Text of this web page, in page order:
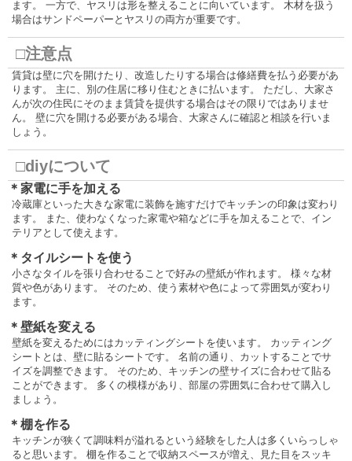
ます。 一方で、ヤスリは形を整えることに向いています。 木材を扱う
場合はサンドペーパーとヤスリの両方が重要です。
□注意点
賃貸は壁に穴を開けたり、改造したりする場合は修繕費を払う必要があ
ります。 主に、別の住居に移り住むときに払います。 ただし、大家さ
んが次の住民にそのまま賃貸を提供する場合はその限りではありませ
ん。 壁に穴を開ける必要がある場合、大家さんに確認と相談を行いま
しょう。
□diyについて
＊家電に手を加える
冷蔵庫といった大きな家電に装飾を施すだけでキッチンの印象は変わり
ます。 また、使わなくなった家電や箱などに手を加えることで、イン
テリアとして使えます。
＊タイルシートを使う
小さなタイルを張り合わせることで好みの壁紙が作れます。 様々な材
質や色があります。 そのため、使う素材や色によって雰囲気が変わり
ます。
＊壁紙を変える
壁紙を変えるためにはカッティングシートを使います。 カッティング
シートとは、壁に貼るシートです。 名前の通り、カットすることでサ
イズを調整できます。 そのため、キッチンの壁サイズに合わせて貼る
ことができます。 多くの模様があり、部屋の雰囲気に合わせて購入し
ましょう。
＊棚を作る
キッチンが狭くて調味料が溢れるという経験をした人は多くいらっしゃ
ると思います。 棚を作ることで収納スペースが増え、見た目をスッキ